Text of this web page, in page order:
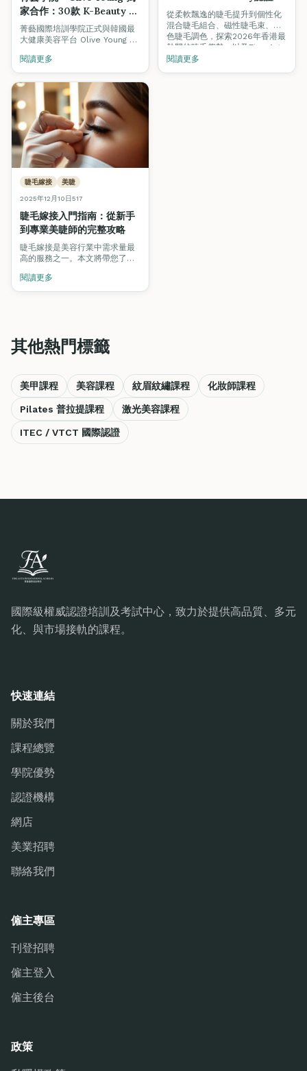
家合作：30款 K-Beauty 精
選產品助你課堂內外提升美
容技術
菁藝國際培訓學院正式與韓國最
大健康美容平台 Olive Young 合
產品，涵蓋美睫、美甲及美妝三
大課程。使用推廣碼
2024FA1020 即享 5% 折扣，助
你在課堂內外持續練習與提升技
術。
閱讀更多
睫課程助你提升專業技能
從柔軟飄逸的睫毛提升到個性化
混合睫毛組合、磁性睫毛束、彩
色睫毛調色，探索2026年香港最
熱門的睫毛趨勢，以及Fine Arts
Academy的VTCT/ITEC認證課程
閱讀更多
睫毛嫁接 美睫
2025年12月10日517
睫毛嫁接入門指南：從新手
到專業美睫師的完整攻略
睫毛嫁接是美容行業中需求量最
高的服務之一。本文將帶您了解
成為一名專業的美睫師。
閱讀更多
其他熱門標籤
美甲課程 美容課程 紋眉紋繡課程 化妝師課程
Pilates 普拉提課程 激光美容課程
ITEC / VTCT 國際認證
國際級權威認證培訓及考試中心，致力於提供高品質、多元
化、與市場接軌的課程。
快速連結
關於我們
課程總覽
學院優勢
認證機構
網店
美業招聘
聯絡我們
僱主專區
刊登招聘
僱主登入
僱主後台
政策